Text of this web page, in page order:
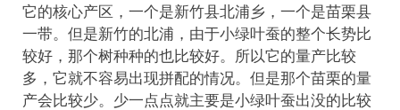
它的核心产区，一个是新竹县北浦乡，一个是苗栗县
一带。但是新竹的北浦，由于小绿叶蚕的整个长势比
较好，那个树种种的也比较好。所以它的量产比较
多，它就不容易出现拼配的情况。但是那个苗栗的量
产会比较少。少一点点就主要是小绿叶蚕出没的比较